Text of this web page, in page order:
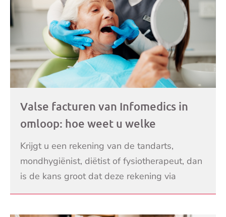
Valse facturen van Infomedics in
omloop: hoe weet u welke
betrouwbaar is?
Krijgt u een rekening van de tandarts,
mondhygiënist, diëtist of fysiotherapeut, dan
is de kans groot dat deze rekening via
Infomedics binnenkomt. Helaas weten
LEES VERDER